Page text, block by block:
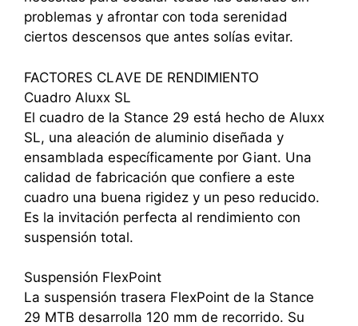
problemas y afrontar con toda serenidad
ciertos descensos que antes solías evitar.
FACTORES CLAVE DE RENDIMIENTO
Cuadro Aluxx SL
El cuadro de la Stance 29 está hecho de Aluxx
SL, una aleación de aluminio diseñada y
ensamblada específicamente por Giant. Una
calidad de fabricación que confiere a este
cuadro una buena rigidez y un peso reducido.
Es la invitación perfecta al rendimiento con
suspensión total.
Suspensión FlexPoint
La suspensión trasera FlexPoint de la Stance
29 MTB desarrolla 120 mm de recorrido. Su